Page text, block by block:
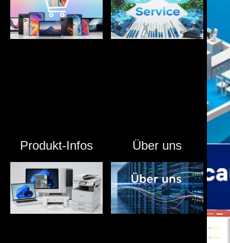
Produkt-Infos Über uns